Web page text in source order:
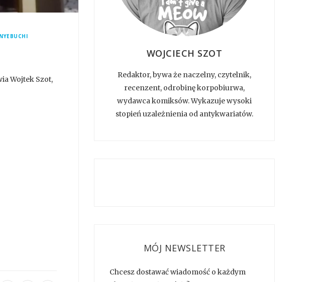
Wojtek Szot,
WOJCIECH SZOT
Redaktor, bywa że naczelny, czytelnik,
recenzent, odrobinę korpobiurwa,
wydawca komiksów. Wykazuje wysoki
stopień uzależnienia od antykwariatów.
MÓJ NEWSLETTER
Chcesz dostawać wiadomość o każdym